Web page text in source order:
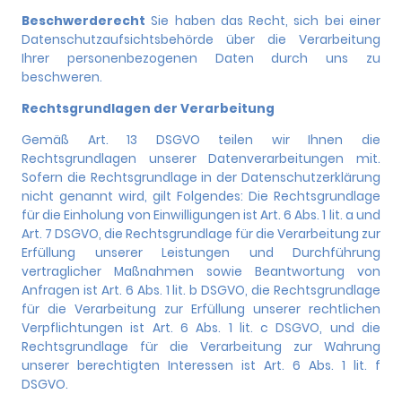
Beschwerderecht Sie haben das Recht, sich bei einer
Datenschutzaufsichtsbehörde über die Verarbeitung
Ihrer personenbezogenen Daten durch uns zu
beschweren.
Rechtsgrundlagen der Verarbeitung
Gemäß Art. 13 DSGVO teilen wir Ihnen die
Rechtsgrundlagen unserer Datenverarbeitungen mit.
Sofern die Rechtsgrundlage in der Datenschutzerklärung
nicht genannt wird, gilt Folgendes: Die Rechtsgrundlage
für die Einholung von Einwilligungen ist Art. 6 Abs. 1 lit. a und
Art. 7 DSGVO, die Rechtsgrundlage für die Verarbeitung zur
Erfüllung unserer Leistungen und Durchführung
vertraglicher Maßnahmen sowie Beantwortung von
Anfragen ist Art. 6 Abs. 1 lit. b DSGVO, die Rechtsgrundlage
für die Verarbeitung zur Erfüllung unserer rechtlichen
Verpflichtungen ist Art. 6 Abs. 1 lit. c DSGVO, und die
Rechtsgrundlage für die Verarbeitung zur Wahrung
unserer berechtigten Interessen ist Art. 6 Abs. 1 lit. f
DSGVO.